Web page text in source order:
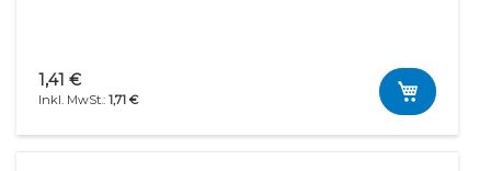
1,71 €
1,41 €